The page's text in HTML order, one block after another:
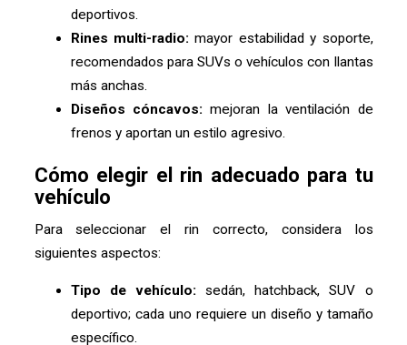
deportivos.
Rines multi-radio: mayor estabilidad y soporte,
recomendados para SUVs o vehículos con llantas
más anchas.
Diseños cóncavos: mejoran la ventilación de
frenos y aportan un estilo agresivo.
Cómo elegir el rin adecuado para tu
vehículo
Para seleccionar el rin correcto, considera los
siguientes aspectos:
Tipo de vehículo: sedán, hatchback, SUV o
deportivo; cada uno requiere un diseño y tamaño
específico.